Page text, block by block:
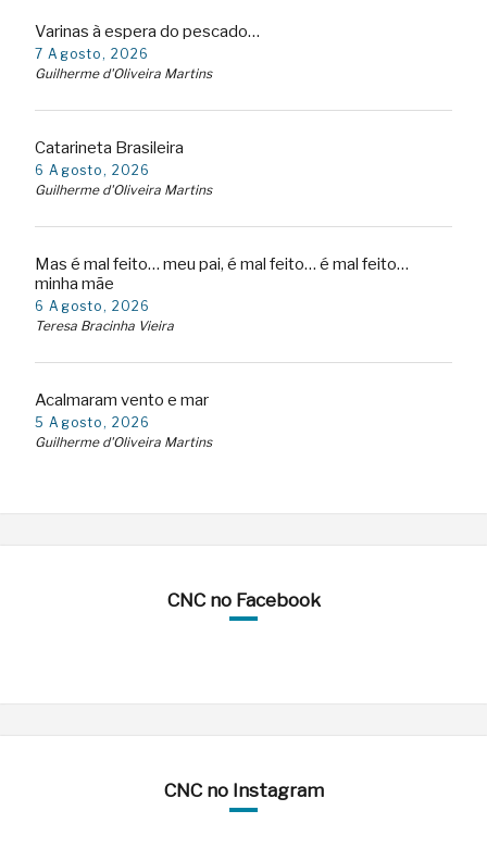
Varinas à espera do pescado…
7 Agosto, 2026
Guilherme d'Oliveira Martins
Catarineta Brasileira
6 Agosto, 2026
Guilherme d'Oliveira Martins
Mas é mal feito… meu pai, é mal feito… é mal feito…
minha mãe
6 Agosto, 2026
Teresa Bracinha Vieira
Acalmaram vento e mar
5 Agosto, 2026
Guilherme d'Oliveira Martins
CNC no Facebook
CNC no Instagram